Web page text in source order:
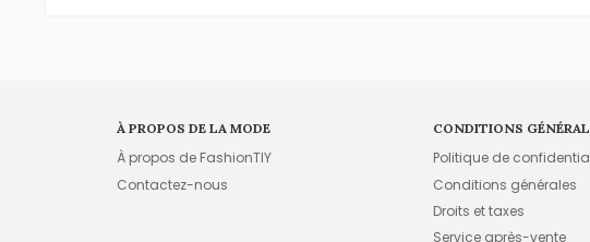
À PROPOS DE LA MODE
À propos de FashionTIY
Contactez-nous
CONDITIONS
Politique de
Conditions générales
Droits et taxes
Service après-vente